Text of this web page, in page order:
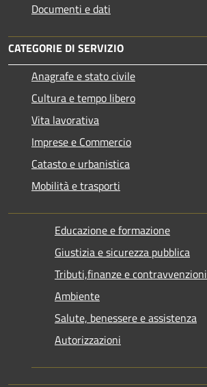
Documenti e dati
CATEGORIE DI SERVIZIO
Anagrafe e stato civile
Cultura e tempo libero
Vita lavorativa
Imprese e Commercio
Catasto e urbanistica
Mobilità e trasporti
Educazione e formazione
Giustizia e sicurezza pubblica
Tributi,finanze e contravvenzioni
Ambiente
Salute, benessere e assistenza
Autorizzazioni